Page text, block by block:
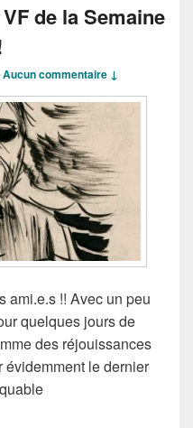
de la Semaine
Aucun commentaire ↓
ami.e.s !! Avec un peu
quelques jours de
des réjouissances
évidemment le dernier
Comics VF de la